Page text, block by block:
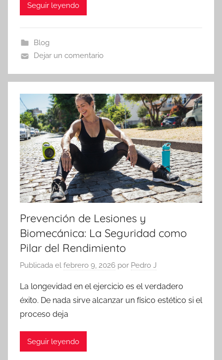
Seguir leyendo
Blog
Dejar un comentario
Prevención de Lesiones y
Biomecánica: La Seguridad como
Pilar del Rendimiento
Publicada el febrero 9, 2026 por Pedro J
La longevidad en el ejercicio es el verdadero
éxito. De nada sirve alcanzar un físico estético si el
proceso deja
Seguir leyendo